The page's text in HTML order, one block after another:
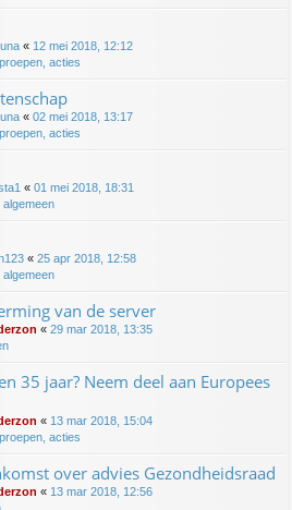
« 12 mei 2018, 12:12
acties
« 02 mei 2018, 13:17
acties
« 01 mei 2018, 18:31
« 25 apr 2018, 12:58
van de server
« 29 mar 2018, 13:35
35 jaar? Neem deel aan Europees
« 13 mar 2018, 15:04
acties
over advies Gezondheidsraad
« 13 mar 2018, 12:56